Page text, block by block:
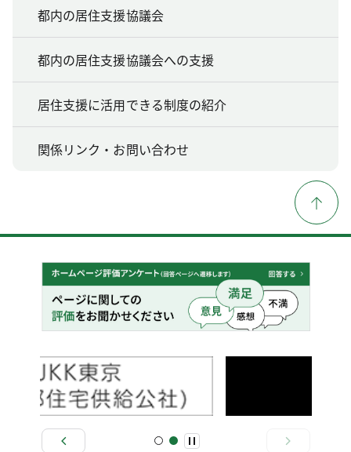
都内の居住支援協議会
都内の居住支援協議会への支援
居住支援に活用できる制度の紹介
関係リンク・お問い合わせ